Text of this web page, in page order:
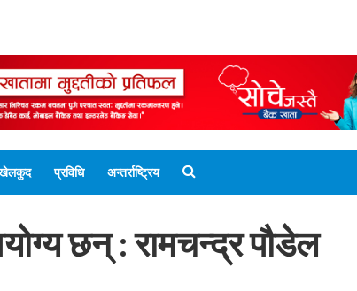
प्रविधि अन्तर्राष्ट्रिय
छन् : रामचन्द्र पौडेल